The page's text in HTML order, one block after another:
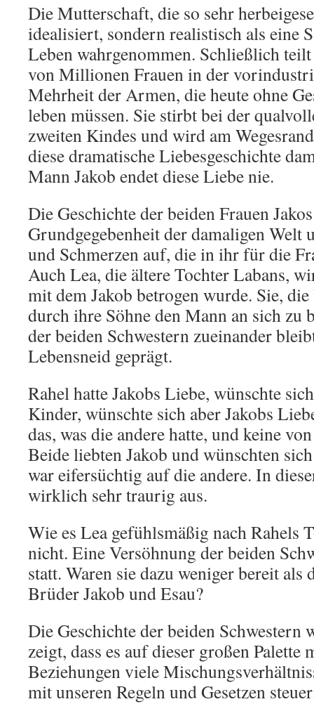
Die Mutterschaft, die so sehr
idealisiert, sondern realistisch als eine
Leben wahrgenommen. Schließlich
von Millionen Frauen in der
Mehrheit der Armen, die heute ohne
leben müssen. Sie stirbt bei der
zweiten Kindes und wird am
diese dramatische Liebesgeschichte
Mann Jakob endet diese Liebe nie.
Die Geschichte der beiden Frauen
Grundgegebenheit der damaligen
und Schmerzen auf, die in ihr für die
Auch Lea, die ältere Tochter Labans,
mit dem Jakob betrogen wurde. Sie,
durch ihre Söhne den Mann an sich zu
der beiden Schwestern zueinander
Lebensneid geprägt.
Rahel hatte Jakobs Liebe, wünschte
Kinder, wünschte sich aber Jakobs
das, was die andere hatte, und keine
Beide liebten Jakob und wünschten
war eifersüchtig auf die andere. In
wirklich sehr traurig aus.
Wie es Lea gefühlsmäßig nach Rahels
nicht. Eine Versöhnung der beiden
statt. Waren sie dazu weniger bereit
Brüder Jakob und Esau?
Die Geschichte der beiden Schwestern
zeigt, dass es auf dieser großen Palette
Beziehungen viele
mit unseren Regeln und Gesetzen